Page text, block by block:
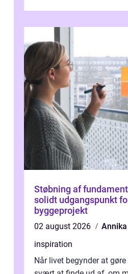
Støbning af
solidt udgangspunkt
byggeprojekt
02 august 2026
inspiration
Når livet begynder at